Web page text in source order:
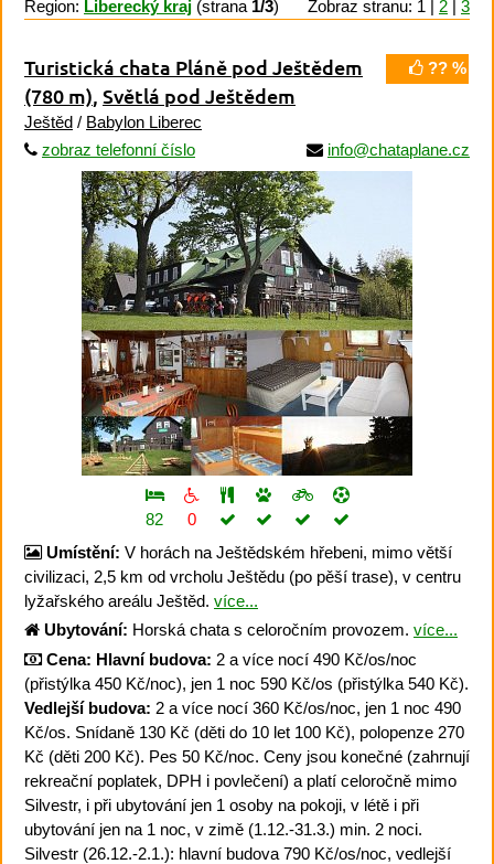
Region: Liberecký kraj (strana 1/3) Zobraz stranu: 1 | 2 | 3
?? %
Turistická chata Pláně pod Ještědem
(780 m), Světlá pod Ještědem
Ještěd / Babylon Liberec
zobraz telefonní číslo
info@chataplane.cz
82
0
Umístění: V horách na Ještědském hřebeni, mimo větší
civilizaci, 2,5 km od vrcholu Ještědu (po pěší trase), v centru
lyžařského areálu Ještěd. více...
Ubytování: Horská chata s celoročním provozem. více...
Cena: Hlavní budova: 2 a více nocí 490 Kč/os/noc
(přistýlka 450 Kč/noc), jen 1 noc 590 Kč/os (přistýlka 540 Kč).
Vedlejší budova: 2 a více nocí 360 Kč/os/noc, jen 1 noc 490
Kč/os. Snídaně 130 Kč (děti do 10 let 100 Kč), polopenze 270
Kč (děti 200 Kč). Pes 50 Kč/noc. Ceny jsou konečné (zahrnují
rekreační poplatek, DPH i povlečení) a platí celoročně mimo
Silvestr, i při ubytování jen 1 osoby na pokoji, v létě i při
ubytování jen na 1 noc, v zimě (1.12.-31.3.) min. 2 noci.
Silvestr (26.12.-2.1.): hlavní budova 790 Kč/os/noc, vedlejší